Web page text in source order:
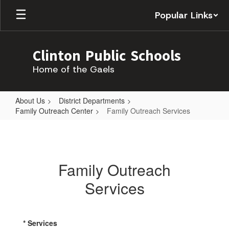
Skip
main
Popular Links
Clinton Public Schools
Home of the Gaels
About Us
District Departments
Family Outreach Center
Family Outreach Services
Family Outreach
Services
* Services